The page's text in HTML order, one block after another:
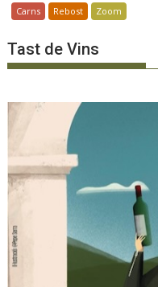
Carns Rebost Zoom
Tast de Vins